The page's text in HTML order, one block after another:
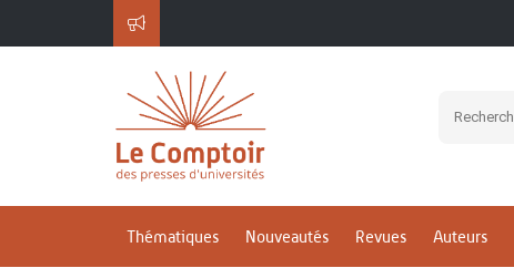
Thématiques Nouveautés Revues Auteurs